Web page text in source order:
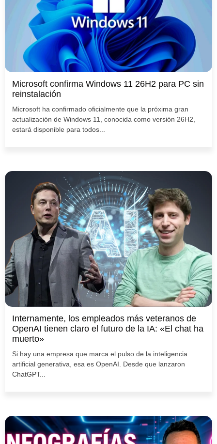
Microsoft confirma Windows 11 26H2 para PC sin
reinstalación
Microsoft ha confirmado oficialmente que la próxima gran
actualización de Windows 11, conocida como versión 26H2,
estará disponible para todos...
Internamente, los empleados más veteranos de
OpenAI tienen claro el futuro de la IA: «El chat ha
muerto»
Si hay una empresa que marca el pulso de la inteligencia
artificial generativa, esa es OpenAI. Desde que lanzaron
ChatGPT...